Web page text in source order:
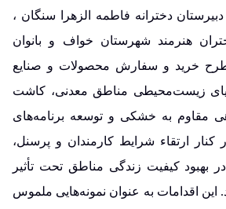
دخترانه فاطمه الزهرا سنگان ،
هنرمند شهرستان خواف و بانوان
خرید و سفارش محصولات و صنایع
زیست‌محیطی مناطق معدنی، کاشت
مقاوم به خشکی و توسعه برنامه‌های
ارتقاء شرایط کارمندان و پرسنل،
بهبود کیفیت زندگی مناطق تحت تأثیر
این اقدامات به عنوان نمونه‌هایی ملموس